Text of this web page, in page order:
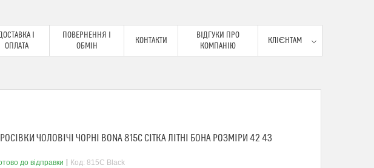
І
ОПЛАТА
ПОВЕРНЕННЯ І
ОБМІН
КОНТАКТИ
ВІДГУКИ ПРО
КОМПАНІЮ
КЛІЄНТАМ
ЧОЛОВІЧІ ЧОРНІ BONA 815C СІТКА ЛІТНІ БОНА РОЗМІРИ 42 43
до відправки Код: 815C Black